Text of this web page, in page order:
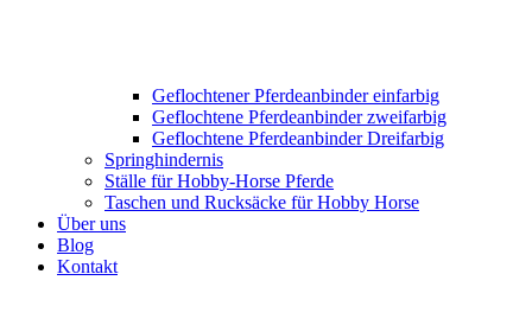
Geflochtener Pferdeanbinder einfarbig
Geflochtene Pferdeanbinder zweifarbig
Geflochtene Pferdeanbinder Dreifarbig
Springhindernis
Ställe für Hobby-Horse Pferde
Taschen und Rucksäcke für Hobby Horse
Über uns
Blog
Kontakt